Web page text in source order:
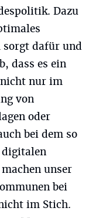
Dazu
sorgt dafür und
dass es ein
nur im
von
oder
bei dem so
unser
bei
im Stich.